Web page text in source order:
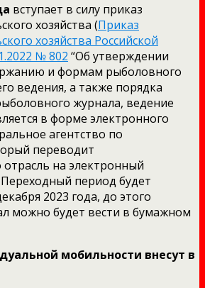
вступает в силу приказ
хозяйства (Приказ
хозяйства Российской
№ 802 “Об утверждении
и формам рыболовного
ведения, а также порядка
журнала, ведение
в форме электронного
агентство по
переводит
на электронный
период будет
2023 года, до этого
можно будет вести в бумажном
мобильности внесут в